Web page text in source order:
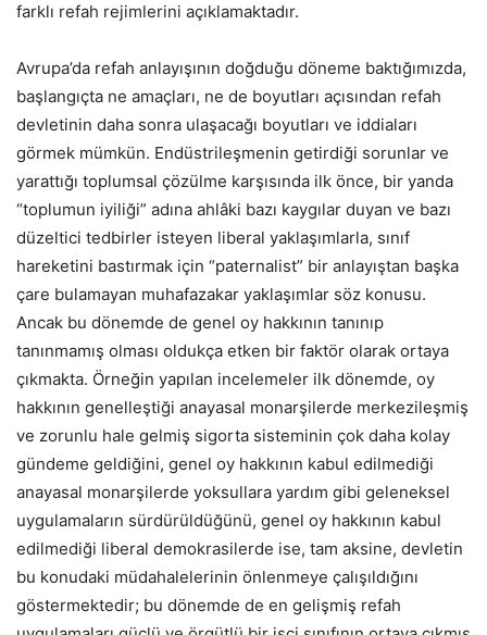
farklı refah rejimlerini açıklamaktadır.
Avrupa’da refah anlayışının doğduğu döneme baktığımızda,
başlangıçta ne amaçları, ne de boyutları açısından refah
devletinin daha sonra ulaşacağı boyutları ve iddiaları
görmek mümkün. Endüstrileşmenin getirdiği sorunlar ve
yarattığı toplumsal çözülme karşısında ilk önce, bir yanda
“toplumun iyiliği” adına ahlâki bazı kaygılar duyan ve bazı
düzeltici tedbirler isteyen liberal yaklaşımlarla, sınıf
hareketini bastırmak için “paternalist” bir anlayıştan başka
çare bulamayan muhafazakar yaklaşımlar söz konusu.
Ancak bu dönemde de genel oy hakkının tanınıp
tanınmamış olması oldukça etken bir faktör olarak ortaya
çıkmakta. Örneğin yapılan incelemeler ilk dönemde, oy
hakkının genelleştiği anayasal monarşilerde merkezileşmiş
ve zorunlu hale gelmiş sigorta sisteminin çok daha kolay
gündeme geldiğini, genel oy hakkının kabul edilmediği
anayasal monarşilerde yoksullara yardım gibi geleneksel
uygulamaların sürdürüldüğünü, genel oy hakkının kabul
edilmediği liberal demokrasilerde ise, tam aksine, devletin
bu konudaki müdahalelerinin önlenmeye çalışıldığını
göstermektedir; bu dönemde de en gelişmiş refah